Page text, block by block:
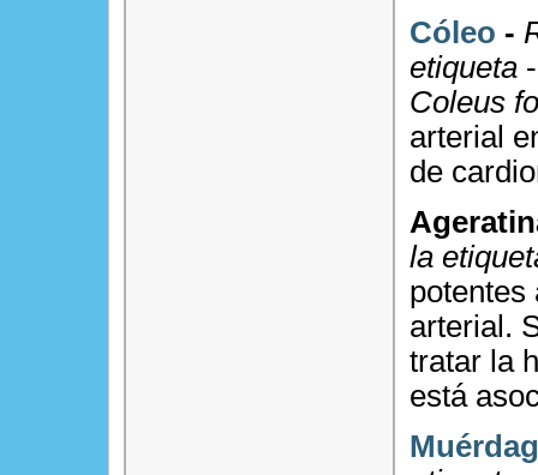
Cóleo -
etiqueta
Coleus
arterial
de
la
potentes
arterial.
tratar la
está